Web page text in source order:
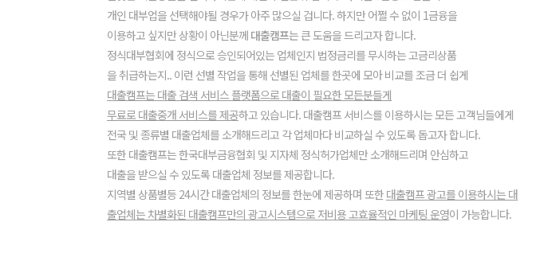
개인 대부업을 선택해야될 경우가 아주 많으실 겁니다. 하지만 어쩔 수 없이 1금융을
이용하고 싶지만 상황이 아닌분께 대출캠프는 큰 도움을 드리고자 합니다.
정식대부협회에 정식으로 승인되어있는 업체인지 법정금리를 무시하는 고금리상품
을 취급하는지.. 이런 선별 작업을 통해 선별된 업체를 한곳에 모아 비교를 조금 더 쉽게
대출캠프는 대출 검색 서비스 플랫폼으로 대출이 필요한 모든분들게
무료로 대출중개 서비스를 제공하고 있습니다. 대출캠프 서비스를 이용하시는 모든 고객님들에게
전국 및 종류별 대출업체를 소개해드리고 각 업체마다 비교하실 수 있도록 돕고자 합니다.
또한 대출캠프는 한국대부금융협회 및 지자체 정식허가업체만 소개해드리며 안심하고
대출을 받으실 수 있도록 대출업체 정보를 제공합니다.
지역별 상품별등 24시간 대출업체의 정보를 한눈에 제공하며 또한 대출캠프 광고를 이용하시는 대
출업체는 차별화된 대출캠프만의 광고시스템으로 저비용 고효율적인 마케팅 운영이 가능합니다.